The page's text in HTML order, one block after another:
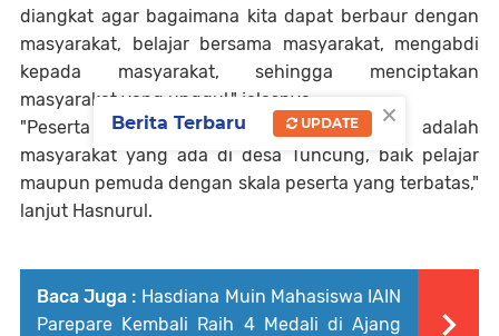
diangkat agar bagaimana kita dapat berbaur dengan
masyarakat, belajar bersama masyarakat, mengabdi
kepada masyarakat, sehingga menciptakan
masyarakat yang unggul," jelasnya.
"Peserta kegiatan kemah masyarakat adalah
masyarakat yang ada di desa Tuncung, baik pelajar
maupun pemuda dengan skala peserta yang terbatas,"
lanjut Hasnurul.
Baca Juga : Hasdiana Muin Mahasiswa IAIN
Parepare Kembali Raih 4 Medali di Ajang
×
Berita Terbaru UPDATE